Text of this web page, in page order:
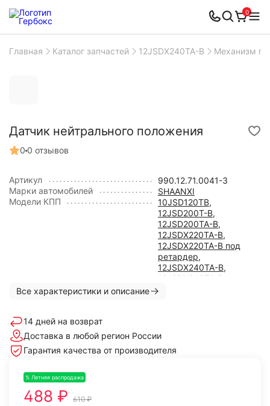
0
Главная Каталог запчастей 12JSDX240TA-B Механизм
Датчик нейтрального положения
0 0 отзывов
Артикул
990.12.71.0041-3
Марки автомобилей
SHAANXI
Модели КПП
10JSD120TB,
12JSD200T-B,
12JSD200TA-B,
12JSDX220TA-B,
12JSDX220TA-B под
ретардер,
12JSDX240TA-B,
12JSDX240TA-B под
ретардер
Все характеристики и описание
14 дней на возврат
Доставка в любой регион России
Гарантия качества от производителя
% Летняя распродажа
488 ₽ 610 ₽